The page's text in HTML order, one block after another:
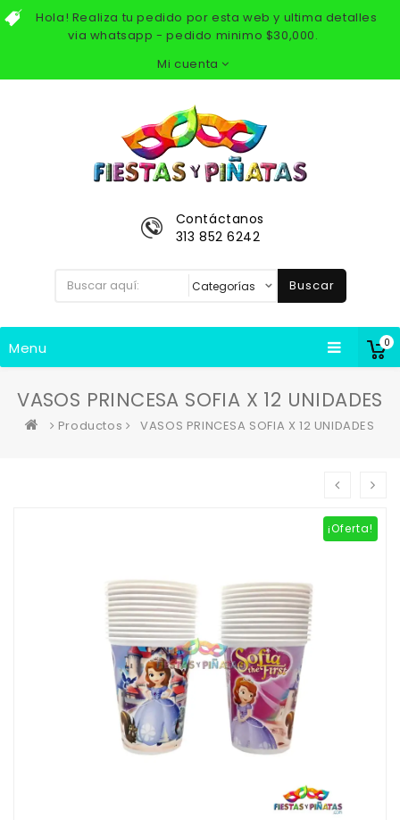
Hola! Realiza tu pedido por esta web y ultima detalles
via whatsapp - pedido minimo $30,000.
Mi cuenta
0
Contáctanos
313 852 6242
Buscar
Menu
VASOS PRINCESA SOFIA X 12 UNIDADES
Productos VASOS PRINCESA SOFIA X 12 UNIDADES
¡Oferta!